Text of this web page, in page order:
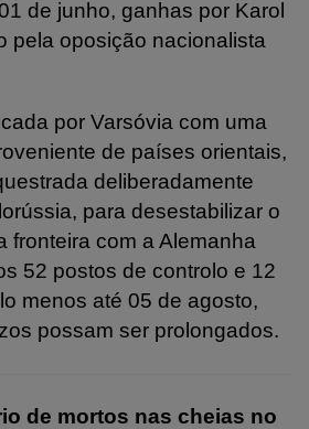
de junho, ganhas por Karol
pela oposição nacionalista
por Varsóvia com uma
de países orientais,
deliberadamente
para desestabilizar o
fronteira com a Alemanha
52 postos de controlo e 12
menos até 05 de agosto,
possam ser prolongados.
de mortos nas cheias no